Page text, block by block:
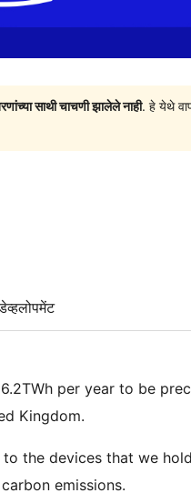
साथी चाचणी झालेले नाही. हे येथे
per year to be
Kingdom.
the devices that we
emissions.